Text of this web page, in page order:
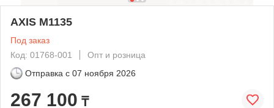
AXIS M1135
Под заказ
Код: 01768-001
Опт и розница
Отправка с 07 ноября 2026
267 100 ₸